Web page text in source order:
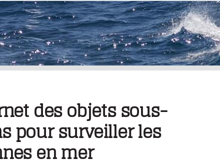
des objets sous-
pour surveiller les
en mer